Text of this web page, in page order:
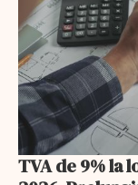
TVA de 9% la